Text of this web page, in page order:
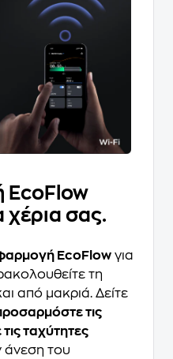
EcoFlow
χέρια σας.
EcoFlow για
τη
από μακριά. Δείτε
τις
ταχύτητες
άνεση του